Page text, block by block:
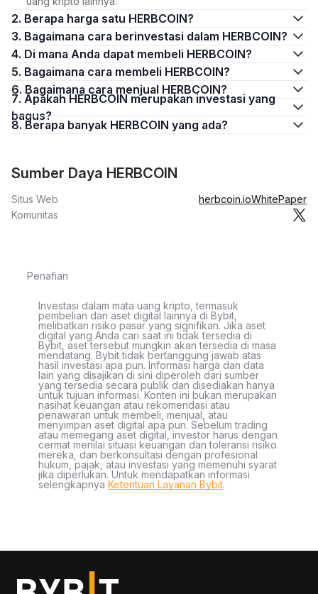
2. Berapa harga satu HERBCOIN?
3. Bagaimana cara berinvestasi dalam HERBCOIN?
4. Di mana Anda dapat membeli HERBCOIN?
5. Bagaimana cara membeli HERBCOIN?
6. Bagaimana cara menjual HERBCOIN?
7. Apakah HERBCOIN merupakan investasi yang
bagus?
8. Berapa banyak HERBCOIN yang ada?
Sumber Daya HERBCOIN
Situs Web herbcoin.ioWhitePaper
Komunitas
Penafian
Investasi dalam mata uang kripto, termasuk
pembelian dan aset digital lainnya di Bybit,
melibatkan risiko pasar yang signifikan. Jika aset
digital yang Anda cari saat ini tidak tersedia di
Bybit, aset tersebut mungkin akan tersedia di masa
mendatang. Bybit tidak bertanggung jawab atas
hasil investasi apa pun. Informasi harga dan data
lain yang disajikan di sini diperoleh dari sumber
yang tersedia secara publik dan disediakan hanya
untuk tujuan informasi. Konten ini bukan merupakan
nasihat keuangan atau rekomendasi atau
penawaran untuk membeli, menjual, atau
menyimpan aset digital apa pun. Sebelum trading
atau memegang aset digital, investor harus dengan
cermat menilai situasi keuangan dan toleransi risiko
mereka, dan berkonsultasi dengan profesional
hukum, pajak, atau investasi yang memenuhi syarat
jika diperlukan. Untuk mendapatkan informasi
selengkapnya Ketentuan Layanan Bybit.